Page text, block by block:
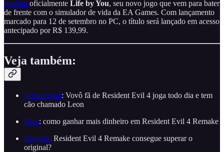
revelou oficialmente Life by You, seu novo jogo que vem para bater
de frente com o simulador de vida da EA Games. Com lançamento
marcado para 12 de setembro no PC, o título será lançado em acesso
antecipado por R$ 139,99.
Veja também:
Sensacional: Vovô fã de Resident Evil 4 joga todo dia e tem
cão chamado Leon
Dica: como ganhar mais dinheiro em Resident Evil 4 Remake
Opinião: Resident Evil 4 Remake consegue superar o
original?